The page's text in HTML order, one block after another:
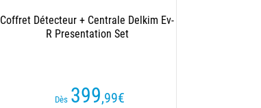
Coffret Détecteur + Centrale Delkim Ev-
R Presentation Set
Dès 399,99€